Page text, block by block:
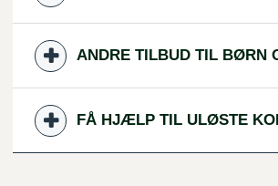
ANDRE TILBUD TIL BØRN
FÅ HJÆLP TIL ULØSTE